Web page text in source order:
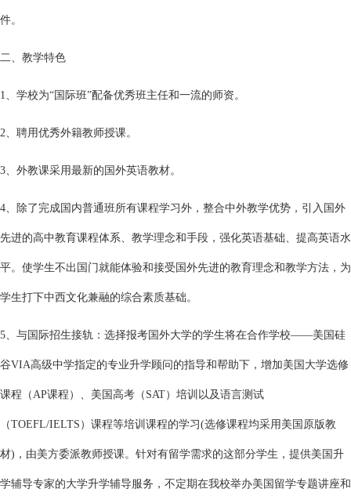
件。
二、教学特色
1、学校为“国际班”配备优秀班主任和一流的师资。
2、聘用优秀外籍教师授课。
3、外教课采用最新的国外英语教材。
4、除了完成国内普通班所有课程学习外，整合中外教学优势，引入国外
先进的高中教育课程体系、教学理念和手段，强化英语基础、提高英语水
平。使学生不出国门就能体验和接受国外先进的教育理念和教学方法，为
学生打下中西文化兼融的综合素质基础。
5、与国际招生接轨：选择报考国外大学的学生将在合作学校——美国硅
谷VIA高级中学指定的专业升学顾问的指导和帮助下，增加美国大学选修
课程（AP课程）、美国高考（SAT）培训以及语言测试
（TOEFL/IELTS）课程等培训课程的学习(选修课程均采用美国原版教
材)，由美方委派教师授课。针对有留学需求的这部分学生，提供美国升
学辅导专家的大学升学辅导服务，不定期在我校举办美国留学专题讲座和